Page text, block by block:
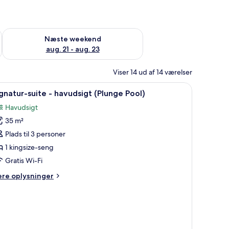
14 - aug. 16
Næste weekend
aug. 21 - aug. 23
Tjek tilgængelighed for næste weekend aug. 21 - aug. 23
Viser 14 ud af 14 værelser
En bygning med stenvægge og en åben
4 suite - havudsigt (Plunge Pool)
Havudsigt
35 m²
Plads til 3 personer
1 kingsize-seng
Gratis Wi-Fi
oplysninger